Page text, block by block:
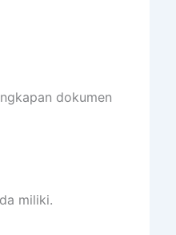
dokumen
miliki.